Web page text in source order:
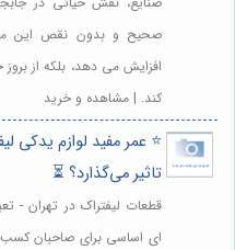
صحیح و بدون نقص این
افزایش می دهد، بلکه از
کند. | مشاهده و خرید
⭐️ عمر مفید لوازم یدکی
تاثیر می‌گذارد؟ ⏳
قطعات لیفتراک در تهران -
ای اساسی برای صاحبان